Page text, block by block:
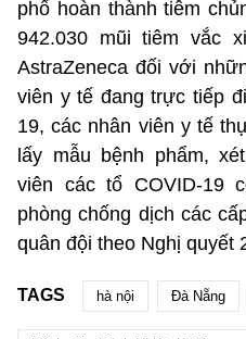
phố hoàn thành tiêm
942.030 mũi tiêm vắc
AstraZeneca đối với
viên y tế đang trực tiếp
19, các nhân viên y tế
lấy mẫu bệnh phẩm,
viên các tổ COVID-19
phòng chống dịch các
quân đội theo Nghị quyết
TAGS hà nội Đà Nẵng